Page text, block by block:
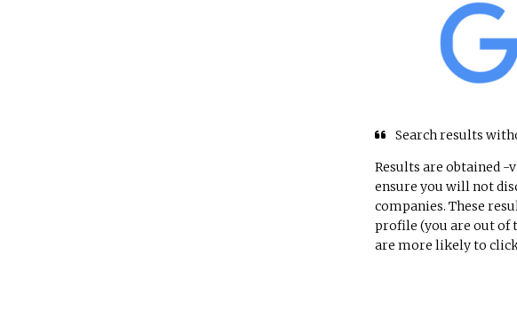
Search results
Results are obtained -
ensure you will not
companies. These
profile (you are out of
are more likely to